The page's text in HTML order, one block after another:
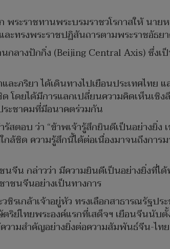
ระราชทานพระบรมราชวโรกาสให้ นา
ะทรงพระราชปฏิสันถารตามพระราชอัธย
ลางปักกิ่ง (Beijing Central Axis) ซึ่ง
ภริยา ได้เดินทางไปเยือนประเทศไทย แ
โดยได้มีการแลกเปลี่ยนความคิดเห็นเ
ระชาคมที่มีอนาคตร่วมกัน
สตอบ ว่า “ข้าพเจ้ารู้สึกยินดีเป็นอย่างยิ่ง
กล้ชิด ความรู้สึกนี้ได้ต่อเนื่องมาจนถึงกา
จีน กล่าวว่า มีความยินดีเป็นอย่างยิ่งที่ไ
าชนจีนอย่างเป็นทางการ
รเกล้าเจ้าอยู่หัว ทรงเลือกสาธารณรัฐป
ริย์ไทยพระองค์แรกที่เสด็จฯ เยือนจีนนั
วามสำคัญอย่างยิ่งต่อความสัมพันธ์จีน-ไ